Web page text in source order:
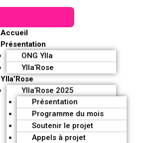
Accueil
Présentation
ONG Ylla
Ylla’Rose
Ylla’Rose
Ylla’Rose 2025
Présentation
Programme du mois
Soutenir le projet
Appels à projet